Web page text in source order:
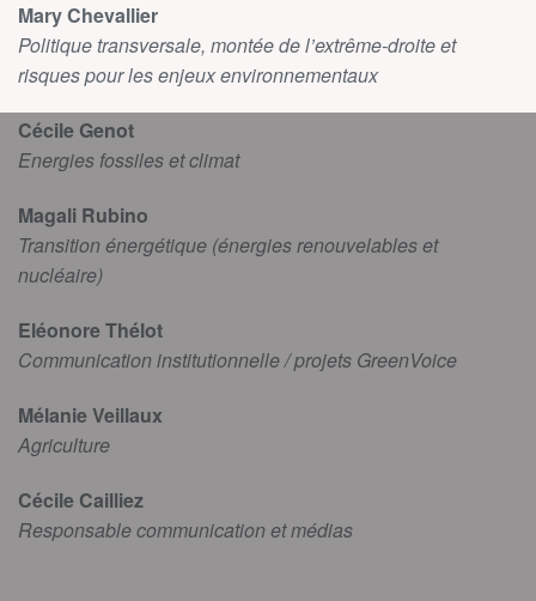
Mary Chevallier
Politique transversale, montée de l’extrême-droite et
risques pour les enjeux environnementaux
Cécile Genot
Energies fossiles et climat
Magali Rubino
Transition énergétique (énergies renouvelables et
nucléaire)
Eléonore Thélot
Communication institutionnelle / projets GreenVoice
Mélanie Veillaux
Agriculture
Cécile Cailliez
Responsable communication et médias